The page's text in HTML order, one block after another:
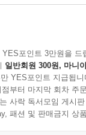
아니다
과 검은 빵의 계급
동 노동의 달콤한
포인트 3만원을 드
일반회원 300원, 마니
YES포인트 지급됩니
부터 마지막 회차 주
사락 독서모임 게시
패션 및 판매금지 상